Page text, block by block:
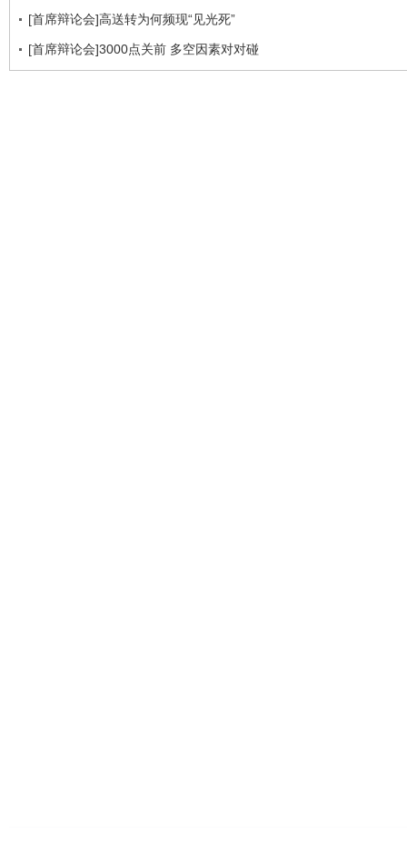
[首席辩论会]高送转为何频现“见光死”
[首席辩论会]3000点关前 多空因素对对碰